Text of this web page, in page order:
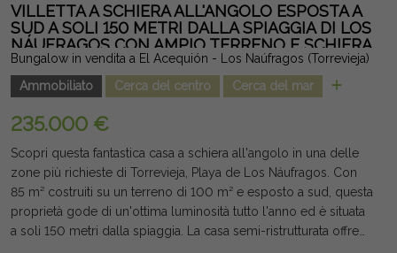
VILLETTA A SCHIERA ALL'ANGOLO ESPOSTA A
SUD A SOLI 150 METRI DALLA SPIAGGIA DI LOS
NÁUFRAGOS CON AMPIO TERRENO E SCHIERA
Bungalow in vendita a El Acequión - Los Naúfragos (Torrevieja)
Ammobiliato
Cerca del centro Cerca del mar
235.000 €
Scopri questa fantastica casa a schiera all'angolo in una delle
zone più richieste di Torrevieja, Playa de Los Náufragos. Con
85 m² costruiti su un terreno di 100 m² e esposto a sud, questa
proprietà gode di un'ottima luminosità tutto l'anno ed è situata
a soli 150 metri dalla spiaggia. La casa semi-ristrutturata offre